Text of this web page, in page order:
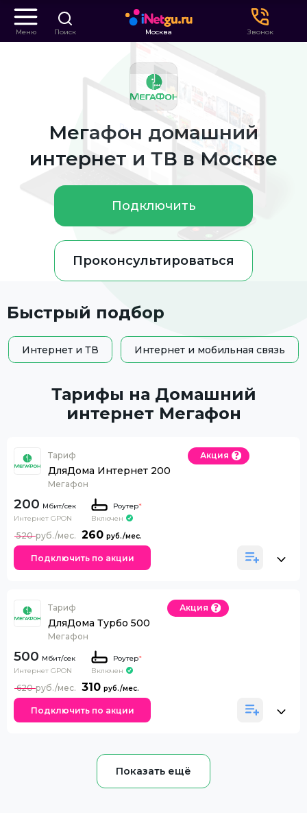
Меню Поиск Москва Звонок
Мегафон домашний
интернет и ТВ в Москве
Подключить
Проконсультироваться
Быстрый подбор
Интернет и ТВ Интернет и мобильная связь
Тарифы на Домашний
интернет Мегафон
Тариф
ДляДома Интернет 200
Мегафон
Акция
200
Интернет GPON
Роутер*
Включен
260
520
Подключить по акции
Тариф
ДляДома Турбо 500
Мегафон
Акция
500
Интернет GPON
Роутер*
Включен
310
620
Подключить по акции